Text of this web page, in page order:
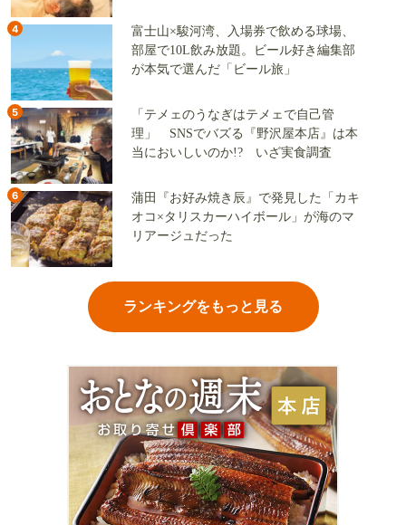
4
富士山×駿河湾、入場券で飲める球場、
部屋で10L飲み放題。ビール好き編集部
が本気で選んだ「ビール旅」
5
「テメェのうなぎはテメェで自己管
理」 SNSでバズる『野沢屋本店』は本
当においしいのか!? いざ実食調査
6
蒲田『お好み焼き辰』で発見した「カキ
オコ×タリスカーハイボール」が海のマ
リアージュだった
ランキングをもっと見る